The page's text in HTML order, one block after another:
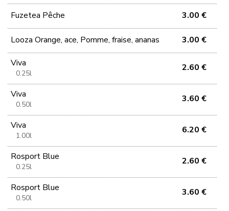
Fuzetea Pêche 3.00 €
Looza Orange, ace, Pomme, fraise, ananas 3.00 €
Viva
0.25l
2.60 €
Viva
0.50l
3.60 €
Viva
1.00l
6.20 €
Rosport Blue
0.25l
2.60 €
Rosport Blue
0.50l
3.60 €